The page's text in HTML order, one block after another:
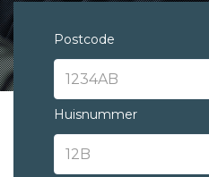
Postcode
Huisnummer